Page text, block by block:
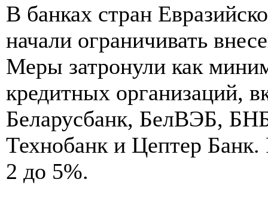
В банках стран
начали ограничивать
Меры затронули как
кредитных организаций,
Беларусбанк, БелВЭБ,
Технобанк и Цептер Банк.
2 до 5%.